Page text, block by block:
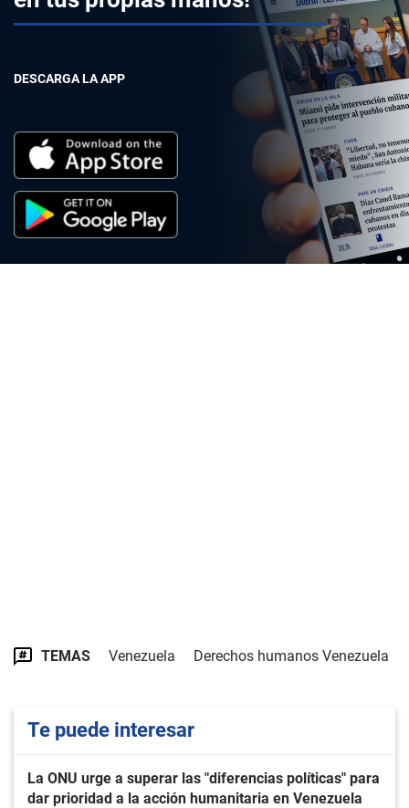
DESCARGA LA APP
TEMAS Venezuela Derechos humanos Venezuela
Te puede interesar
La ONU urge a superar las "diferencias políticas" para
dar prioridad a la acción humanitaria en Venezuela